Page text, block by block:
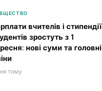
вчителів і стипендії
зростуть з 1
нові суми та головні
тому